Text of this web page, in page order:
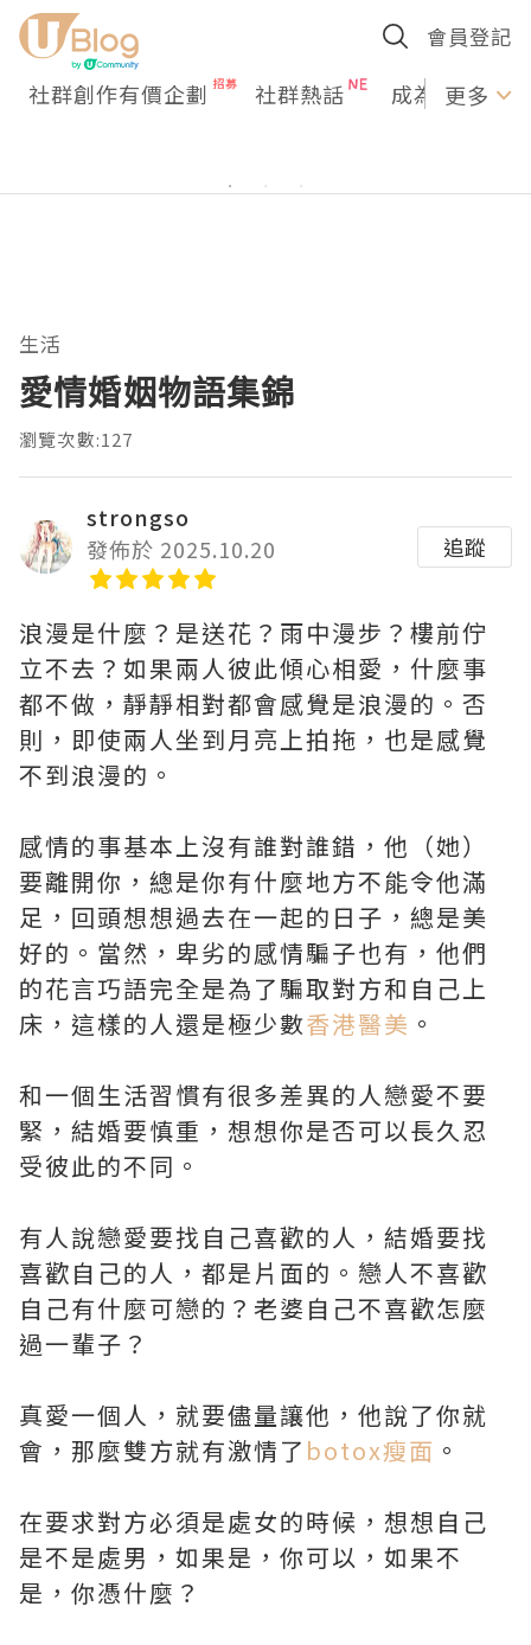
會員登記
社群創作有價企劃 社群熱話 成為U更多
生活
愛情婚姻物語集錦
瀏覽次數:127
strongso
發佈於 2025.10.20
追蹤
浪漫是什麼？是送花？雨中漫步？樓前佇
立不去？如果兩人彼此傾心相愛，什麼事
都不做，靜靜相對都會感覺是浪漫的。否
則，即使兩人坐到月亮上拍拖，也是感覺
不到浪漫的。
感情的事基本上沒有誰對誰錯，他（她）
要離開你，總是你有什麼地方不能令他滿
足，回頭想想過去在一起的日子，總是美
好的。當然，卑劣的感情騙子也有，他們
的花言巧語完全是為了騙取對方和自己上
床，這樣的人還是極少數香港醫美 。
和一個生活習慣有很多差異的人戀愛不要
緊，結婚要慎重，想想你是否可以長久忍
受彼此的不同。
有人說戀愛要找自己喜歡的人，結婚要找
喜歡自己的人，都是片面的。戀人不喜歡
自己有什麼可戀的？老婆自己不喜歡怎麼
過一輩子？
真愛一個人，就要儘量讓他，他說了你就
會，那麼雙方就有激情了 botox瘦面 。
在要求對方必須是處女的時候，想想自己
是不是處男，如果是，你可以，如果不
是，你憑什麼？